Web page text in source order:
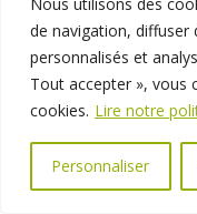
de navigation, diffuser
personnalisés et
Tout accepter », vous
cookies. Lire notre
Personnaliser
01 69 31 72 10
Espace élus